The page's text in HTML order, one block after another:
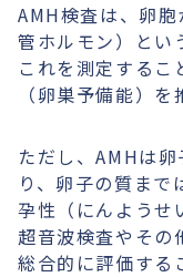
AMH検査は、卵
管ホルモン）とい
これを測定するこ
（卵巣予備能）を
ただし、AMHは
り、卵子の質まで
孕性（にんようせ
超音波検査やその
総合的に評価する